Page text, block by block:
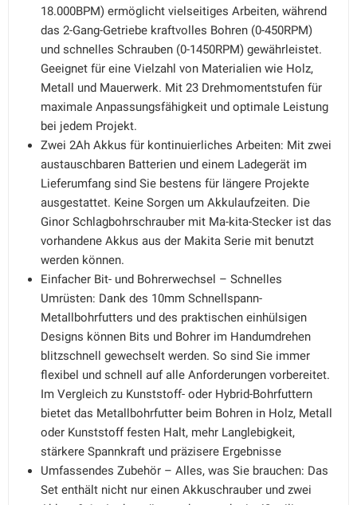
18.000BPM) ermöglicht vielseitiges Arbeiten, während
das 2-Gang-Getriebe kraftvolles Bohren (0-450RPM)
und schnelles Schrauben (0-1450RPM) gewährleistet.
Geeignet für eine Vielzahl von Materialien wie Holz,
Metall und Mauerwerk. Mit 23 Drehmomentstufen für
maximale Anpassungsfähigkeit und optimale Leistung
bei jedem Projekt.
Zwei 2Ah Akkus für kontinuierliches Arbeiten: Mit zwei
austauschbaren Batterien und einem Ladegerät im
Lieferumfang sind Sie bestens für längere Projekte
ausgestattet. Keine Sorgen um Akkulaufzeiten. Die
Ginor Schlagbohrschrauber mit Ma-kita-Stecker ist das
vorhandene Akkus aus der Makita Serie mit benutzt
werden können.
Einfacher Bit- und Bohrerwechsel – Schnelles
Umrüsten: Dank des 10mm Schnellspann-
Metallbohrfutters und des praktischen einhülsigen
Designs können Bits und Bohrer im Handumdrehen
blitzschnell gewechselt werden. So sind Sie immer
flexibel und schnell auf alle Anforderungen vorbereitet.
Im Vergleich zu Kunststoff- oder Hybrid-Bohrfuttern
bietet das Metallbohrfutter beim Bohren in Holz, Metall
oder Kunststoff festen Halt, mehr Langlebigkeit,
stärkere Spannkraft und präzisere Ergebnisse
Umfassendes Zubehör – Alles, was Sie brauchen: Das
Set enthält nicht nur einen Akkuschrauber und zwei